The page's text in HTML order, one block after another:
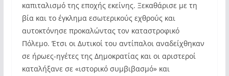
καπιταλισμό της εποχής εκείνης. Ξεκαθάρισε με τη
βία και το έγκλημα εσωτερικούς εχθρούς και
αυτοκτόνησε προκαλώντας τον καταστροφικό
Πόλεμο. Έτσι οι Δυτικοί του αντίπαλοι αναδείχθηκαν
σε ήρωες-ηγέτες της Δημοκρατίας και οι αριστεροί
καταλήξανε σε «ιστορικό συμβιβασμό» και